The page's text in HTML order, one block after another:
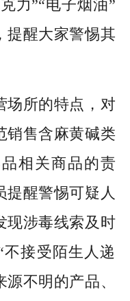
力”“电子烟油”
提醒大家警惕其
场所的特点，对
销售含麻黄碱类
相关商品的责
提醒警惕可疑人
现涉毒线索及时
接受陌生人递
不明的产品、